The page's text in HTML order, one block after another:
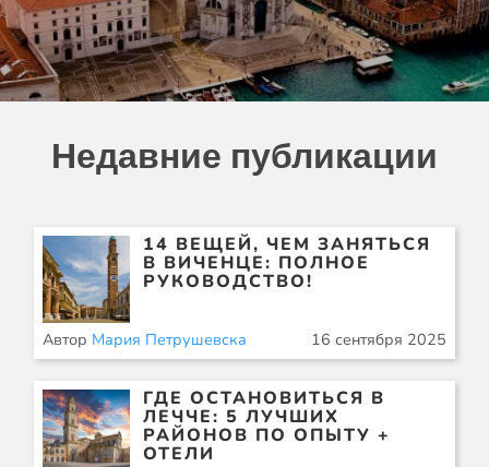
Недавние публикации
14 ВЕЩЕЙ, ЧЕМ ЗАНЯТЬСЯ
В ВИЧЕНЦЕ: ПОЛНОЕ
РУКОВОДСТВО!
Автор Мария Петрушевска 16 сентября 2025
ГДЕ ОСТАНОВИТЬСЯ В
ЛЕЧЧЕ: 5 ЛУЧШИХ
РАЙОНОВ ПО ОПЫТУ +
ОТЕЛИ